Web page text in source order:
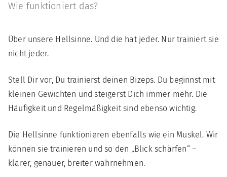
Wie funktioniert das?
Über unsere Hellsinne. Und die hat jeder. Nur trainiert sie
nicht jeder.
Stell Dir vor, Du trainierst deinen Bizeps. Du beginnst mit
kleinen Gewichten und steigerst Dich immer mehr. Die
Häufigkeit und Regelmäßigkeit sind ebenso wichtig.
Die Hellsinne funktionieren ebenfalls wie ein Muskel. Wir
können sie trainieren und so den „Blick schärfen“ –
klarer, genauer, breiter wahrnehmen.